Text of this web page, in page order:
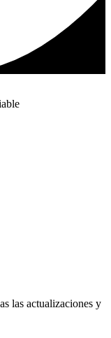
las actualizaciones y